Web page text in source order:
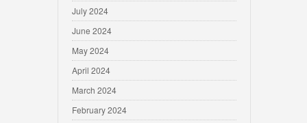
July 2024
June 2024
May 2024
April 2024
March 2024
February 2024